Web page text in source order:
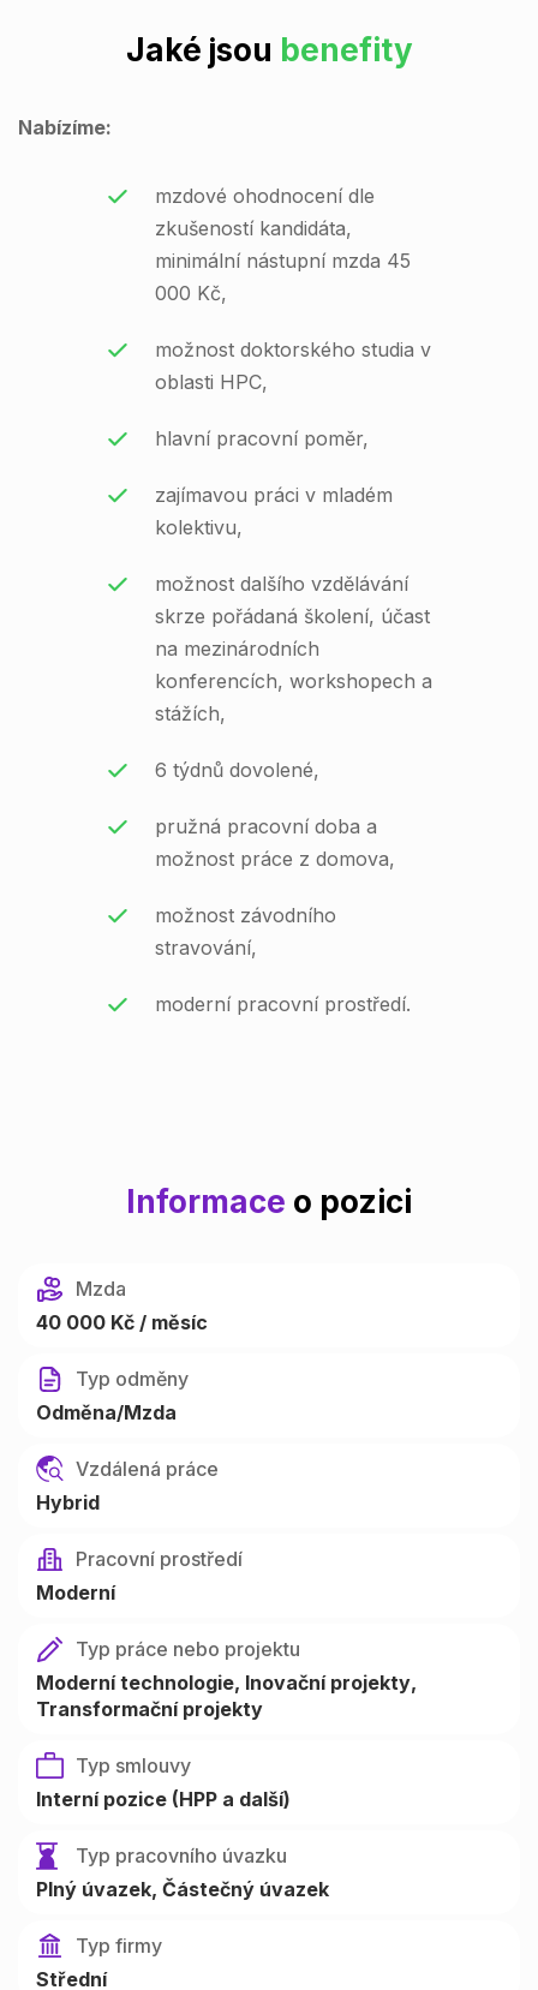
Jaké jsou benefity
Nabízíme:
mzdové ohodnocení dle
zkušeností kandidáta,
minimální nástupní mzda 45
000 Kč,
možnost doktorského studia v
oblasti HPC,
hlavní pracovní poměr,
zajímavou práci v mladém
kolektivu,
možnost dalšího vzdělávání
skrze pořádaná školení, účast
na mezinárodních
konferencích, workshopech a
stážích,
6 týdnů dovolené,
pružná pracovní doba a
možnost práce z domova,
možnost závodního
stravování,
moderní pracovní prostředí.
Informace o pozici
Mzda
40 000 Kč / měsíc
Typ odměny
Odměna/Mzda
Vzdálená práce
Hybrid
Pracovní prostředí
Moderní
Typ práce nebo projektu
Moderní technologie Inovační projekty
Transformační projekty
Typ smlouvy
Interní pozice (HPP a další)
Typ pracovního úvazku
Plný úvazek Částečný úvazek
Typ firmy
Střední